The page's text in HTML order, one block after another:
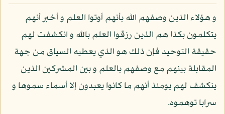
و هؤلاء الذين وصفهم الله بأنهم أوتوا العلم و أخبر أنهم
يتكلمون بكذا هم الذين رزقوا العلم بالله و انكشفت لهم
حقيقة التوحيد فإن ذلك هو الذي يعطيه السياق من جهة
المقابلة بينهم مع وصفهم بالعلم و بين المشركين الذين
ينكشف لهم يومئذ أنهم ما كانوا يعبدون إلا أسماء سموها و
سرابا توهموه.